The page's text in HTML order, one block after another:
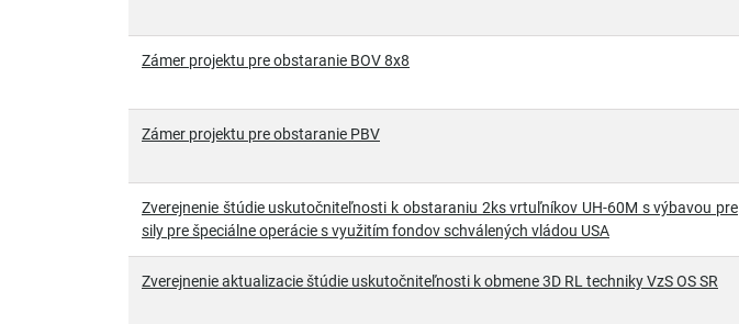
Zámer projektu pre obstaranie BOV 8x8
Zámer projektu pre obstaranie PBV
Zverejnenie štúdie uskutočniteľnosti k obstaraniu 2ks vrtuľníkov UH-60M s výbavou pre
sily pre špeciálne operácie s využitím fondov schválených vládou USA
Zverejnenie aktualizacie štúdie uskutočniteľnosti k obmene 3D RL techniky VzS OS SR